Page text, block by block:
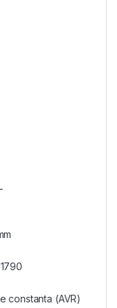
constanta (AVR)